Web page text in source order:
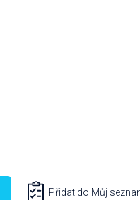
Přidat do Můj